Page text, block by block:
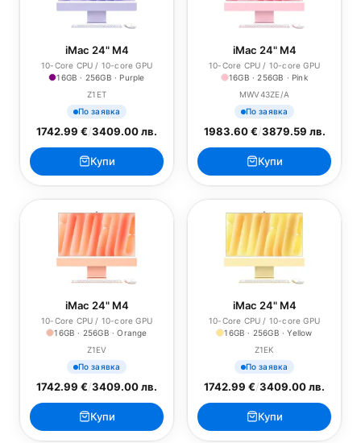
iMac 24" M4
10-Core CPU / 10-core GPU
16GB · 256GB · Purple
Z1ET
По заявка
1742.99 €/3409.00 лв.
Купи
iMac 24" M4
10-Core CPU / 10-core GPU
16GB · 256GB · Pink
MWV43ZE/A
По заявка
1983.60 €/3879.59 лв.
Купи
iMac 24" M4
10-Core CPU / 10-core GPU
16GB · 256GB · Orange
Z1EV
По заявка
1742.99 €/3409.00 лв.
Купи
iMac 24" M4
10-Core CPU / 10-core GPU
16GB · 256GB · Yellow
Z1EK
По заявка
1742.99 €/3409.00 лв.
Купи